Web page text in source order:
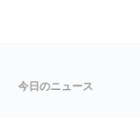
今日のニュース